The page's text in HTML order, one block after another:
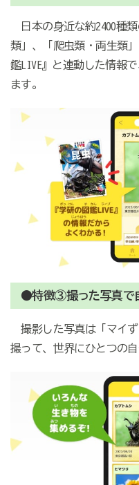
日本の身近な約2400種
類」、「爬虫類・両生類
鑑LIVE』と連動した情報
ます。
●特徴③撮った写真で
撮影した写真は「マイ
撮って、世界にひとつの